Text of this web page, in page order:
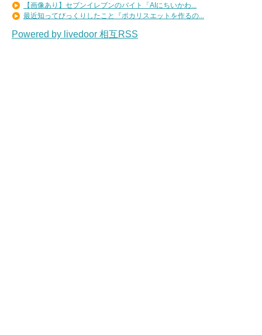
【画像あり】セブンイレブンのバイト「AIにちいかわ...
最近知ってびっくりしたこと『ポカリスエットを作るの...
Powered by livedoor 相互RSS